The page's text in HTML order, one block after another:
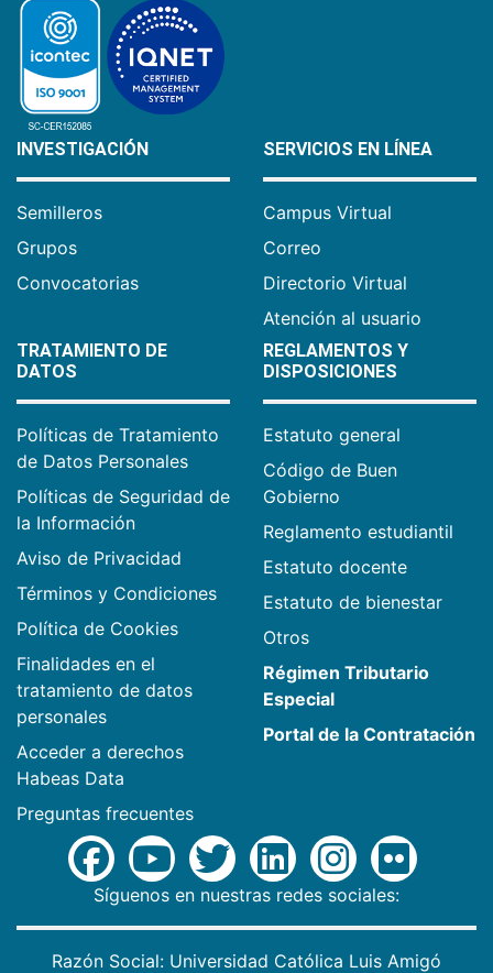
INVESTIGACIÓN
Semilleros
Grupos
Convocatorias
SERVICIOS EN LÍNEA
Campus Virtual
Correo
Directorio Virtual
Atención al usuario
TRATAMIENTO DE
DATOS
Políticas de Tratamiento
de Datos Personales
Políticas de Seguridad de
la Información
Aviso de Privacidad
Términos y Condiciones
Política de Cookies
Finalidades en el
tratamiento de datos
personales
Acceder a derechos
Habeas Data
Preguntas frecuentes
REGLAMENTOS Y
DISPOSICIONES
Estatuto general
Código de Buen
Gobierno
Reglamento estudiantil
Estatuto docente
Estatuto de bienestar
Otros
Régimen Tributario
Especial
Portal de la Contratación
Síguenos en nuestras redes sociales:
Razón Social: Universidad Católica Luis Amigó